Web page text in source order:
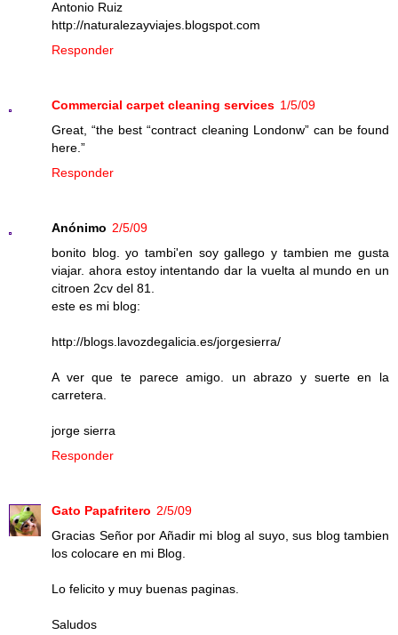
Antonio Ruiz
http://naturalezayviajes.blogspot.com
Responder
Commercial carpet cleaning services 1/5/09
Great, “the best “contract cleaning Londonw” can be found
here.”
Responder
Anónimo 2/5/09
bonito blog. yo tambi'en soy gallego y tambien me gusta
viajar. ahora estoy intentando dar la vuelta al mundo en un
citroen 2cv del 81.
este es mi blog:
http://blogs.lavozdegalicia.es/jorgesierra/
A ver que te parece amigo. un abrazo y suerte en la
carretera.
jorge sierra
Responder
Gato Papafritero 2/5/09
Gracias Señor por Añadir mi blog al suyo, sus blog tambien
los colocare en mi Blog.
Lo felicito y muy buenas paginas.
Saludos